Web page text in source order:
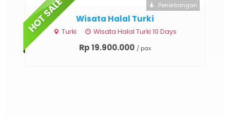
Wisata Halal Turki
Turki Wisata Halal Turki 10 Days
Rp 19.900.000 / pax
Penerbangan